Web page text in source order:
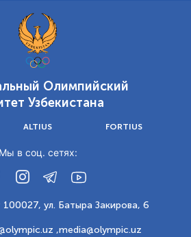
Олимпийский
Узбекистана
ALTIUS FORTIUS
Мы в соц. сетях:
ул. Батыра Закирова, 6
,media@olympic.uz